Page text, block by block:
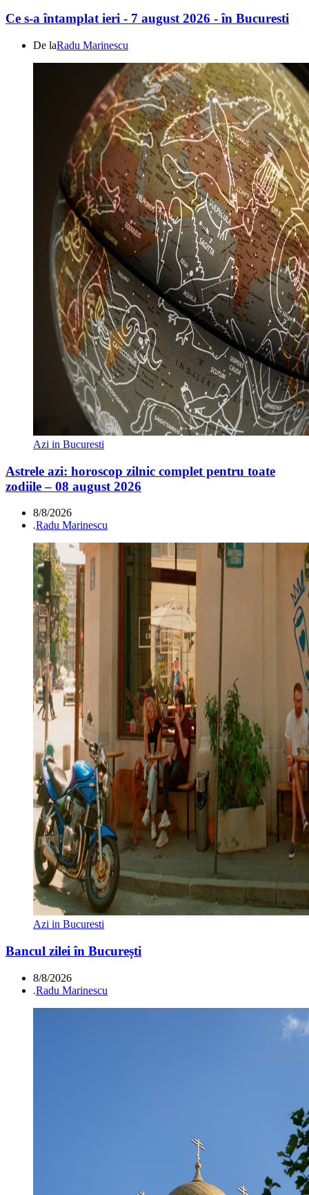
Ce s-a întamplat ieri - 7 august 2026 - în Bucuresti
De laRadu Marinescu
Azi in Bucuresti
Astrele azi: horoscop zilnic complet pentru toate
zodiile – 08 august 2026
8/8/2026
.Radu Marinescu
Azi in Bucuresti
Bancul zilei în București
8/8/2026
.Radu Marinescu